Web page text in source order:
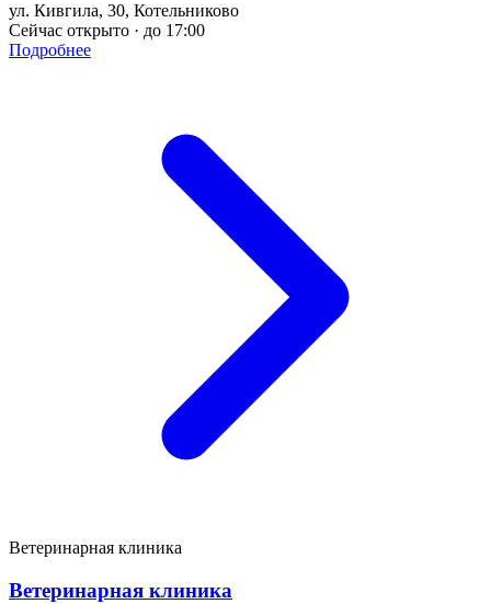
ул. Кивгила, 30, Котельниково
Сейчас открыто · до 17:00
Подробнее
Ветеринарная клиника
Ветеринарная клиника